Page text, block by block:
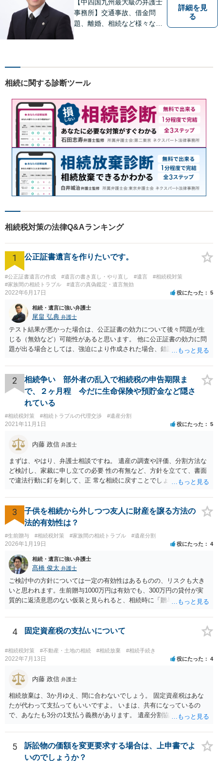
【中四国九州最大級の弁護士
事務所】交通事故、借金問
題、離婚、相続など様々な問
い！
詳細を見
る
相続に関する診断ツール
相続税対策の法律Q&Aランキング
1 公正証書遺言を作りたいです。
#公正証書遺言の作成 #遺言の書き直し・やり直し #遺言
#相続税対策
#家族間の相続トラブル
#遺言の真偽鑑定・遺言無効
2022年6月17日 役にたった 5
相続・遺言に強い弁護士
尾畠 弘典 弁護士
テスト結果が悪かった場合は、公正証書の効力について後々問題が生
じる（無効など）可能性があると思います。 他に公正証書の効力に問
題が出る場合としては、強迫により作成された場合、錯誤（勘違い）
すが、弁護士に作成を依頼する場合は、１０～数十万円程度になるケ
ースが多いと思います。 報酬体系は、弁護士ごとに異なりますので一
律の基準はありません。
2
相続争い 部外者の乱入で相続税の申告期限ま
で、２ヶ月程 今だに生命保険や預貯金など隠さ
れている
#相続税対策 #相続トラブルの代理交渉 #遺産分割
2021年11月1日 役にたった 5
内藤 政信 弁護士
まずは、やはり、弁護士相談ですね。 遺産の調査や評価、分割方法な
ど検討し、家裁に申し立ての必要 性の有無など、方針を立てて、書面
で違法行動に釘を刺して、正 常な相続に戻すことでしょう。 申告につ
の際に3年以内に分割協議の上、修正申告する旨の書 面を添付するこ
とになります。 税務署も、およその遺産を把握してるので、税務署か
ら、遺産の 情報を得ることもあります。
3
子供を相続から外しつつ友人に財産を譲る方法の
法的有効性は？
#生前贈与 #相続税対策 #家族間の相続トラブル #遺産分割
2026年1月19日 役にたった 4
相続・遺言に強い弁護士
髙橋 俊太 弁護士
ご検討中の方針については一定の有効性はあるものの、リスクも大き
いと思われます。生前贈与1000万円は有効でも、300万円の貸付が実
質的に返済意思のない仮装と見られると、相続時に「贈与」と評価さ
法として考えられるものとしては、 ①信託（家族信託・目的信託） 財
産を信託口に移し、受託者（信頼できる友人や専門職）に管理させ、
・生存中はあなたの生活費・介護費に優先充当 ・残余を友人や慈善団
体へ と使途を厳格に指定。相続ではなく信託帰属になるため、子の関
与を大きく排除できます。 ②遺言＋生命保険の組合せ 生活資金は手元
相続財産とは別枠で、遺留分対策にも有効と思われます。 ③負担付死
因贈与 「介護・見守り等を条件に、死亡時に財産を渡す」契約。条件
不履行なら無効にでき、老後の安心を担保できます。 ④ 寄附予約＋解
除条件 慈善団体への寄附を予約しつつ、資金不足時は解除できる条項
を設定。 などがあり得るかと思われます。
4 固定資産税の支払いについて
#相続税対策 #不動産・土地の相続 #相続放棄 #相続手続き
2022年7月13日 役にたった 4
内藤 政信 弁護士
相続放棄は、3か月ゆえ、間に合わないでしょう。 固定資産税はあな
たが代わって支払ってもいいですよ。 いまは、共有になっているの
で、あなたも3分の1支払う義務があります。 遺産分割協議をして、不
払い義務があります。
5
訴訟物の価額を変更要求する場合は、上申書でよ
いのでしょうか？